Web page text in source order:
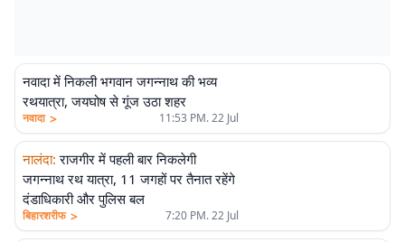
नवादा में निकली भगवान जगन्नाथ की भव्य
रथयात्रा, जयघोष से गूंज उठा शहर
नवादा > 11:53 PM. 22 Jul
नालंदा: राजगीर में पहली बार निकलेगी
जगन्नाथ रथ यात्रा, 11 जगहों पर तैनात रहेंगे
दंडाधिकारी और पुलिस बल
बिहारशरीफ > 7:20 PM. 22 Jul